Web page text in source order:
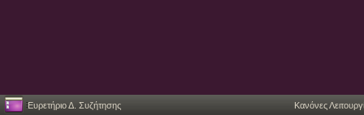
Ευρετήριο Δ. Συζήτησης Κανόνες